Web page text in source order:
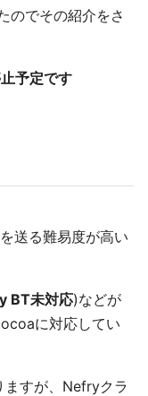
のでその紹介をさ
予定です
送る難易度が高い
BT未対応)などが
に対応してい
ますが、Nefryクラ